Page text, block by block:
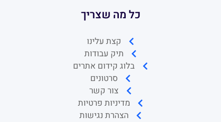
כל מה שצריך
קצת עלינו
תיק עבודות
בלוג קידום אתרים
סרטונים
צור קשר
מדיניות פרטיות
הצהרת נגישות